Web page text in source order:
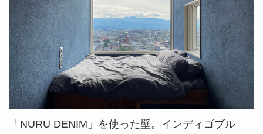
「NURU DENIM」を使った壁。インディゴブル